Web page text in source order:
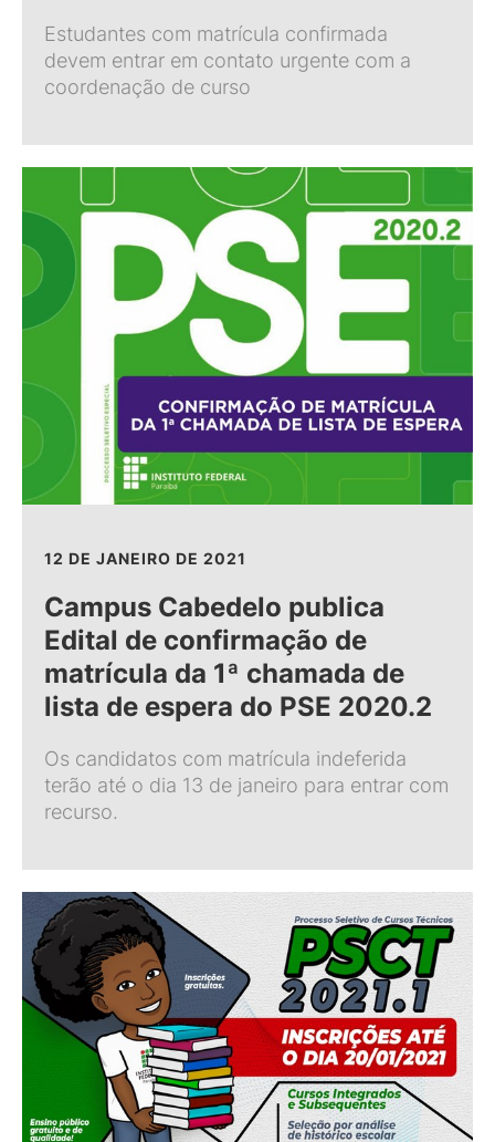
Estudantes com matrícula confirmada
devem entrar em contato urgente com a
coordenação de curso
12 DE JANEIRO DE 2021
Campus Cabedelo publica
Edital de confirmação de
matrícula da 1ª chamada de
lista de espera do PSE 2020.2
Os candidatos com matrícula indeferida
terão até o dia 13 de janeiro para entrar com
recurso.